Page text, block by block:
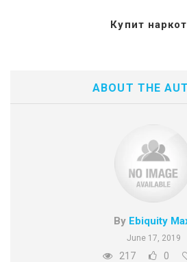
Купит
ABOUT THE
By Ebiquity
June 17, 2019
217 0